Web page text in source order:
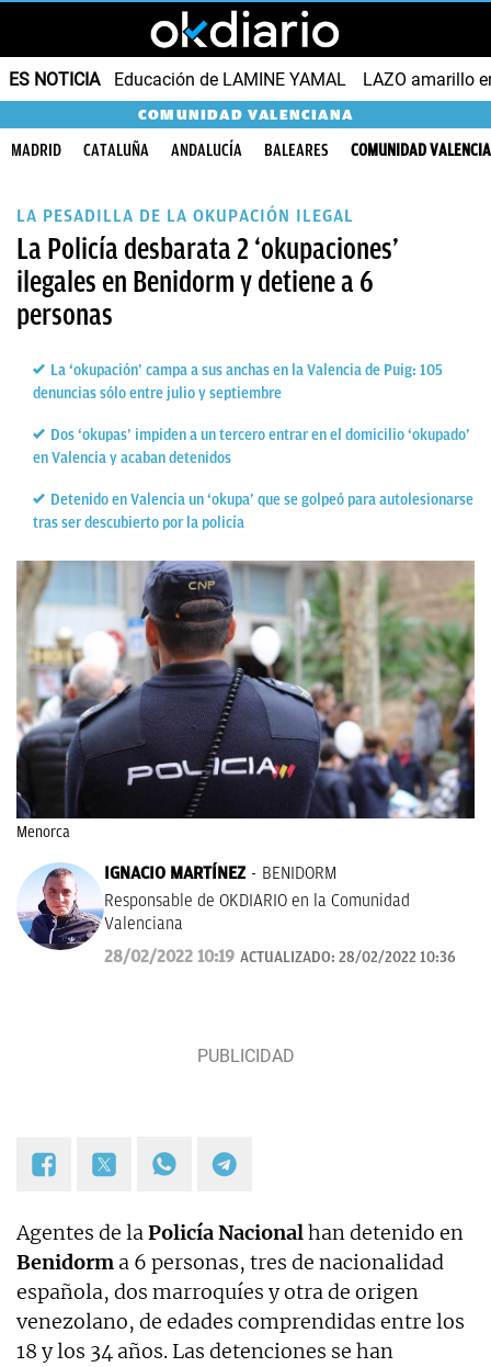
ES NOTICIA Educación de LAMINE YAMAL LAZO amarillo
COMUNIDAD VALENCIANA
MADRID CATALUÑA ANDALUCÍA BALEARES COMUNIDAD
LA PESADILLA DE LA OKUPACIÓN ILEGAL
La Policía desbarata 2 ‘okupaciones’
ilegales en Benidorm y detiene a 6
personas
La ‘okupación’ campa a sus anchas en la Valencia de Puig: 105
denuncias sólo entre julio y septiembre
Dos ‘okupas’ impiden a un tercero entrar en el domicilio ‘okupado’
en Valencia y acaban detenidos
Detenido en Valencia un ‘okupa’ que se golpeó para autolesionarse
tras ser descubierto por la policía
Menorca
IGNACIO MARTÍNEZ
BENIDORM
Responsable de OKDIARIO en la Comunidad
Valenciana
28/02/2022 10:19 ACTUALIZADO: 28/02/2022 10:36
Agentes de laPolicía Nacionalhan detenido en
Benidorm a 6 personas, tres de nacionalidad
española, dos marroquíes y otra de origen
venezolano, de edades comprendidas entre los
18 y los 34 años. Las detenciones se han